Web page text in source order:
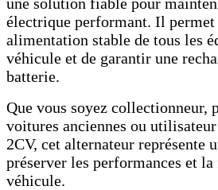
électrique performant. Il permet
alimentation stable de tous les
véhicule et de garantir une
batterie.
Que vous soyez collectionneur,
voitures anciennes ou
2CV, cet alternateur représente
préserver les performances et
véhicule.